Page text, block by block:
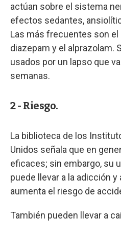
actúan sobre el sistema
efectos sedantes,
Las más frecuentes son el
diazepam y el alprazolam.
usados por un lapso que
semanas.
2 - Riesgo.
La biblioteca de los
Unidos señala que en
eficaces; sin embargo, su
puede llevar a la adicción
aumenta el riesgo de
También pueden llevar a